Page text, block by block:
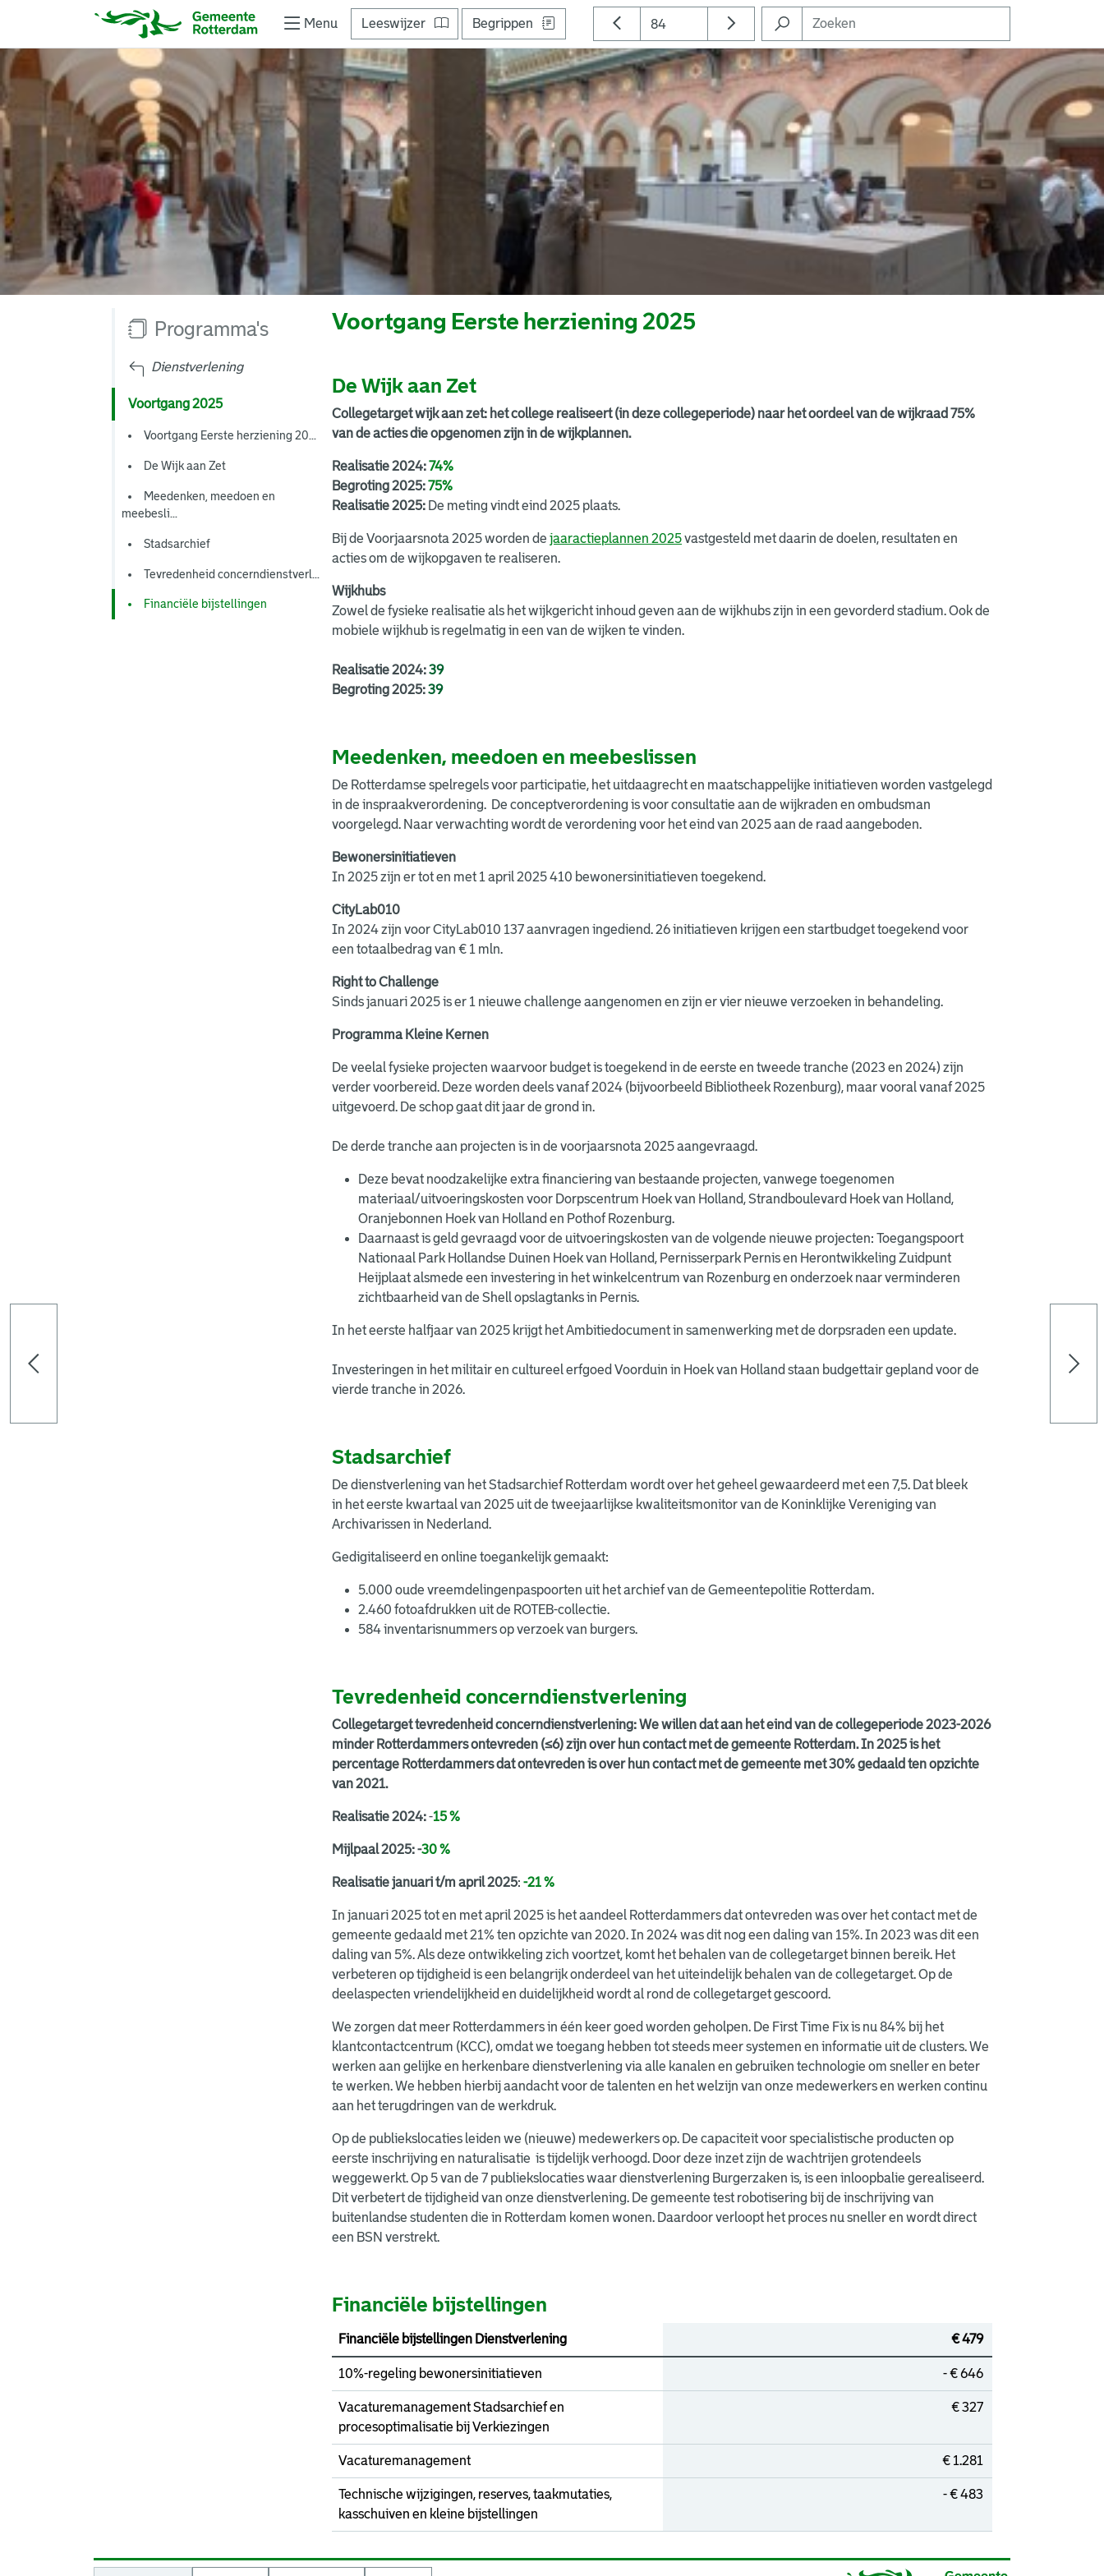
Menu Leeswijzer Begrippen
Programma's
Dienstverlening
Voortgang 2025
Voortgang Eerste herziening 20...
De Wijk aan Zet
Meedenken, meedoen en
meebesli...
Stadsarchief
Tevredenheid concerndienstverl...
Financiële bijstellingen
Voortgang Eerste herziening 2025
De Wijk aan Zet
Collegetarget wijk aan zet: het college realiseert (in deze collegeperiode) naar het oordeel van de wijkraad 75%
van de acties die opgenomen zijn in de wijkplannen.
Realisatie 2024:74%
Begroting 2025:75%
Realisatie 2025: De meting vindt eind 2025 plaats.
Bij de Voorjaarsnota 2025 worden de jaaractieplannen 2025vastgesteld met daarin de doelen, resultaten en
acties om de wijkopgaven te realiseren.
Wijkhubs
Zowel de fysieke realisatie als het wijkgericht inhoud geven aan de wijkhubs zijn in een gevorderd stadium. Ook de
mobiele wijkhub is regelmatig in een van de wijken te vinden.
Realisatie 2024:39
Begroting 2025:39
Meedenken, meedoen en meebeslissen
De Rotterdamse spelregels voor participatie, het uitdaagrecht en maatschappelijke initiatieven worden vastgelegd
in de inspraakverordening. De conceptverordening is voor consultatie aan de wijkraden en ombudsman
voorgelegd. Naar verwachting wordt de verordening voor het eind van 2025 aan de raad aangeboden.
Bewonersinitiatieven
In 2025 zijn er tot en met 1 april 2025 410 bewonersinitiatieven toegekend.
CityLab010
In 2024 zijn voor CityLab010 137 aanvragen ingediend. 26 initiatieven krijgen een startbudget toegekend voor
een totaalbedrag van € 1 mln.
Right to Challenge
Sinds januari 2025 is er 1 nieuwe challenge aangenomen en zijn er vier nieuwe verzoeken in behandeling.
Programma Kleine Kernen
De veelal fysieke projecten waarvoor budget is toegekend in de eerste en tweede tranche (2023 en 2024) zijn
verder voorbereid. Deze worden deels vanaf 2024 (bijvoorbeeld Bibliotheek Rozenburg), maar vooral vanaf 2025
uitgevoerd. De schop gaat dit jaar de grond in.
De derde tranche aan projecten is in de voorjaarsnota 2025 aangevraagd.
Deze bevat noodzakelijke extra financiering van bestaande projecten, vanwege toegenomen
materiaal/uitvoeringskosten voor Dorpscentrum Hoek van Holland, Strandboulevard Hoek van Holland,
Oranjebonnen Hoek van Holland en Pothof Rozenburg.
Daarnaast is geld gevraagd voor de uitvoeringskosten van de volgende nieuwe projecten: Toegangspoort
Nationaal Park Hollandse Duinen Hoek van Holland, Pernisserpark Pernis en Herontwikkeling Zuidpunt
Heijplaat alsmede een investering in het winkelcentrum van Rozenburg en onderzoek naar verminderen
zichtbaarheid van de Shell opslagtanks in Pernis.
In het eerste halfjaar van 2025 krijgt het Ambitiedocument in samenwerking met de dorpsraden een update.
Investeringen in het militair en cultureel erfgoed Voorduin in Hoek van Holland staan budgettair gepland voor de
vierde tranche in 2026.
Stadsarchief
De dienstverlening van het Stadsarchief Rotterdam wordt over het geheel gewaardeerd met een 7,5. Dat bleek
in het eerste kwartaal van 2025 uit de tweejaarlijkse kwaliteitsmonitor van de Koninklijke Vereniging van
Archivarissen in Nederland.
Gedigitaliseerd en online toegankelijk gemaakt:
5.000 oude vreemdelingenpaspoorten uit het archief van de Gemeentepolitie Rotterdam.
2.460 fotoafdrukken uit de ROTEB-collectie.
584 inventarisnummers op verzoek van burgers.
Tevredenheid concerndienstverlening
Collegetarget tevredenheid concerndienstverlening: We willen dat aan het eind van de collegeperiode 2023-2026
minder Rotterdammers ontevreden (≤6) zijn over hun contact met de gemeente Rotterdam. In 2025 is het
percentage Rotterdammers dat ontevreden is over hun contact met de gemeente met 30% gedaald ten opzichte
van 2021.
Realisatie 2024:-15 %
Mijlpaal 2025:-30 %
Realisatie januari t/m april 2025: -21 %
In januari 2025 tot en met april 2025 is het aandeel Rotterdammers dat ontevreden was over het contact met de
gemeente gedaald met 21% ten opzichte van 2020. In 2024 was dit nog een daling van 15%. In 2023 was dit een
daling van 5%. Als deze ontwikkeling zich voortzet, komt het behalen van de collegetarget binnen bereik. Het
verbeteren op tijdigheid is een belangrijk onderdeel van het uiteindelijk behalen van de collegetarget. Op de
deelaspecten vriendelijkheid en duidelijkheid wordt al rond de collegetarget gescoord.
We zorgen dat meer Rotterdammers in één keer goed worden geholpen. De First Time Fix is nu 84% bij het
klantcontactcentrum (KCC), omdat we toegang hebben tot steeds meer systemen en informatie uit de clusters. We
werken aan gelijke en herkenbare dienstverlening via alle kanalen en gebruiken technologie om sneller en beter
te werken. We hebben hierbij aandacht voor de talenten en het welzijn van onze medewerkers en werken continu
aan het terugdringen van de werkdruk.
Op de publiekslocaties leiden we (nieuwe) medewerkers op. De capaciteit voor specialistische producten op
eerste inschrijving en naturalisatie is tijdelijk verhoogd. Door deze inzet zijn de wachtrijen grotendeels
weggewerkt. Op 5 van de 7 publiekslocaties waar dienstverlening Burgerzaken is, is een inloopbalie gerealiseerd.
Dit verbetert de tijdigheid van onze dienstverlening. De gemeente test robotisering bij de inschrijving van
buitenlandse studenten die in Rotterdam komen wonen. Daardoor verloopt het proces nu sneller en wordt direct
een BSN verstrekt.
Financiële bijstellingen
Financiële bijstellingen Dienstverlening € 479
10%-regeling bewonersinitiatieven - € 646
Vacaturemanagement Stadsarchief en
procesoptimalisatie bij Verkiezingen
€ 327
Vacaturemanagement € 1.281
Technische wijzigingen, reserves, taakmutaties,
kasschuiven en kleine bijstellingen
- € 483